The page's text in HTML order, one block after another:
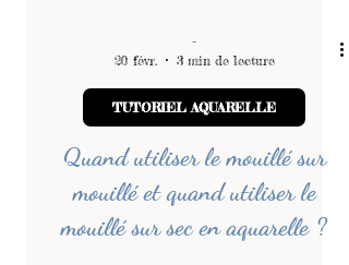
-
20 févr.
3 min de lecture
TUTORIEL AQUARELLE
Quand utiliser le mouillé sur
mouillé et quand utiliser le